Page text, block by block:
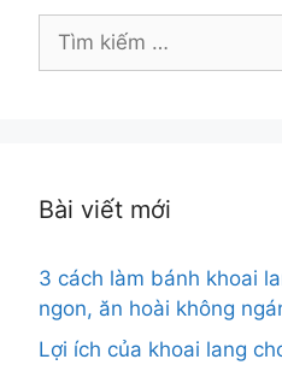
Tìm
Bài viết mới
3 cách làm bánh khoai
ngon, ăn hoài không
Lợi ích của khoai lang